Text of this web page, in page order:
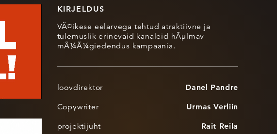
KIRJELDUS
VÃ¤ikese eelarvega tehtud atraktiivne ja
tulemuslik erinevaid kanaleid hÃµlmav
mÃ¼Ã¼giedendus kampaania.
loovdirektor Danel Pandre
Copywriter Urmas Verliin
projektijuht Rait Reila